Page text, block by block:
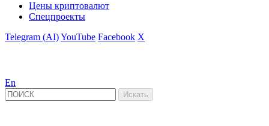
Цены криптовалют
Спецпроекты
Telegram (AI)YouTube Facebook X
En